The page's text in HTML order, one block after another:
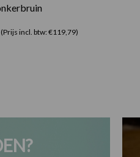
(Prijs incl. btw: €119,79)